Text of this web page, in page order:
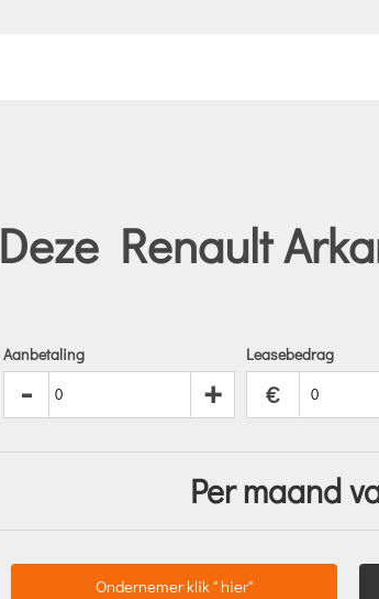
Deze Renault
Aanbetaling
- +
Leasebedrag
€
Per maand
Ondernemer klik " hier"